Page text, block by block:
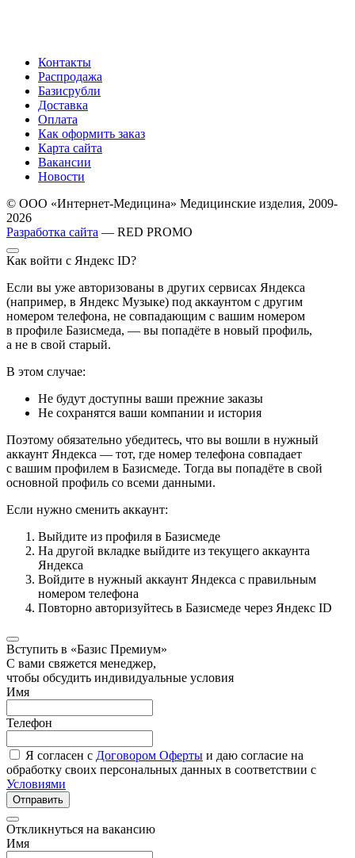
Контакты
Распродажа
Базисрубли
Доставка
Оплата
Как оформить заказ
Карта сайта
Вакансии
Новости
© ООО «Интернет-Медицина» Медицинские изделия, 2009-
2026
Разработка сайта — RED PROMO
Как войти с Яндекс ID?
Если вы уже авторизованы в других сервисах Яндекса
(например, в Яндекс Музыке) под аккаунтом с другим
номером телефона, не совпадающим с вашим номером
в профиле Базисмеда, — вы попадёте в новый профиль,
а не в свой старый.
В этом случае:
Не будут доступны ваши прежние заказы
Не сохранятся ваши компании и история
Поэтому обязательно убедитесь, что вы вошли в нужный
аккаунт Яндекса — тот, где номер телефона совпадает
с вашим профилем в Базисмеде. Тогда вы попадёте в свой
основной профиль со всеми данными.
Если нужно сменить аккаунт:
Выйдите из профиля в Базисмеде
На другой вкладке выйдите из текущего аккаунта
Яндекса
Войдите в нужный аккаунт Яндекса с правильным
номером телефона
Повторно авторизуйтесь в Базисмеде через Яндекс ID
Вступить в «Базис Премиум»
С вами свяжется менеджер,
чтобы обсудить индивидуальные условия
Имя
Телефон
Я согласен с Договором Оферты и даю согласие на
обработку своих персональных данных в соответствии с
Условиями
Отправить
Откликнуться на вакансию
Имя